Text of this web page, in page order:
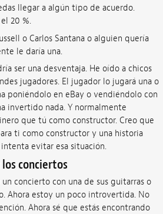
llegar a algún tipo de acuerdo.
20 %.
o Carlos Santana o alguien quería
le daría una.
ser una desventaja. He oído a chicos
jugadores. El jugador lo jugará una o
poniéndolo en eBay o vendiéndolo con
invertido nada. Y normalmente
que tú como constructor. Creo que
ti como constructor y una historia
evitar esa situación.
conciertos
un concierto con una de sus guitarras o
Ahora estoy un poco introvertida. No
Ahora sé que estás encontrando